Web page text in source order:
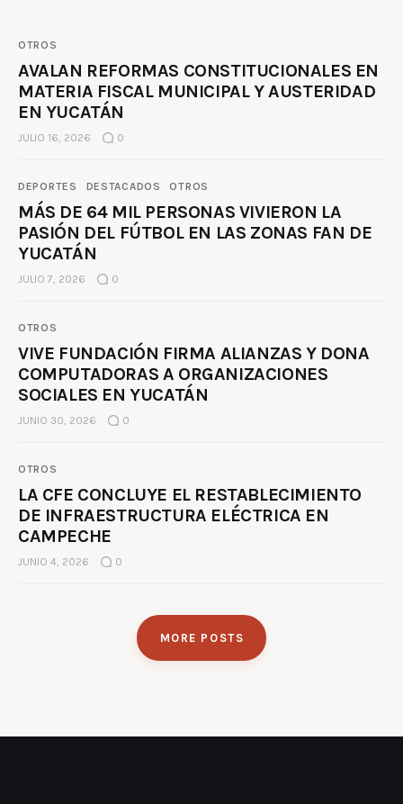
OTROS
AVALAN REFORMAS CONSTITUCIONALES EN
MATERIA FISCAL MUNICIPAL Y AUSTERIDAD
EN YUCATÁN
JULIO 16, 2026 0
DEPORTES DESTACADOS OTROS
MÁS DE 64 MIL PERSONAS VIVIERON LA
PASIÓN DEL FÚTBOL EN LAS ZONAS FAN DE
YUCATÁN
JULIO 7, 2026 0
OTROS
VIVE FUNDACIÓN FIRMA ALIANZAS Y DONA
COMPUTADORAS A ORGANIZACIONES
SOCIALES EN YUCATÁN
JUNIO 30, 2026 0
OTROS
LA CFE CONCLUYE EL RESTABLECIMIENTO
DE INFRAESTRUCTURA ELÉCTRICA EN
CAMPECHE
JUNIO 4, 2026 0
MORE POSTS